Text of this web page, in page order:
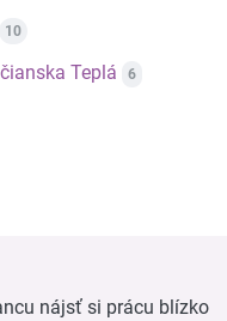
10
Teplá 6
nájsť si prácu blízko